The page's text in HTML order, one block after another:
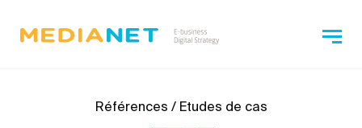
Références / Etudes de cas